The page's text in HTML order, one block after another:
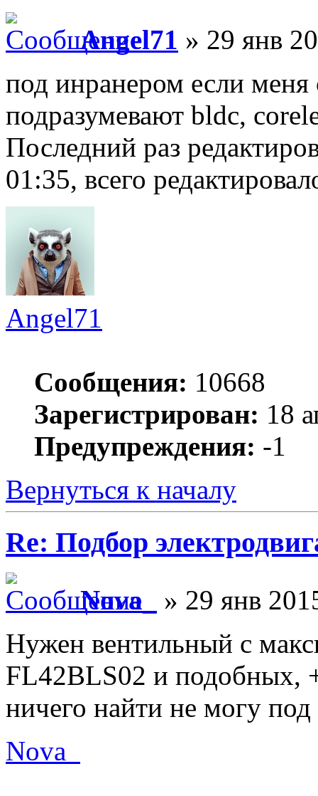
Angel71 » 29 янв
под инранером если
подразумевают bldc,
Последний раз
01:35, всего
Angel71
Сообщения: 10668
Зарегистрирован: 18
Предупреждения: -1
Вернуться к началу
Re: Подбор
Nova_
» 29 янв
Нужен вентильный с
FL42BLS02 и подобных,
ничего найти не могу
Nova_